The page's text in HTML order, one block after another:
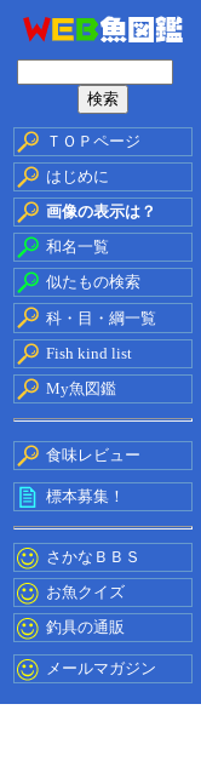
ＴＯＰページ
はじめに
画像の表示は？
和名一覧
似たもの検索
科・目・綱一覧
Fish kind list
My魚図鑑
食味レビュー
標本募集！
さかなＢＢＳ
お魚クイズ
釣具の通販
メールマガジン